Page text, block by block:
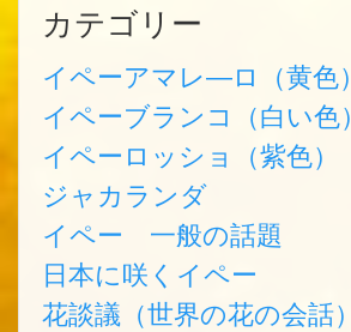
カテゴリー
イペーアマレ―ロ（黄色）
イペーブランコ（白い色）
イペーロッショ（紫色）
ジャカランダ
イペー 一般の話題
日本に咲くイペー
花談議（世界の花の会話）